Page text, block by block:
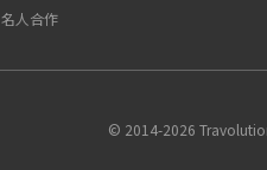
名人合作
© 2014-2026